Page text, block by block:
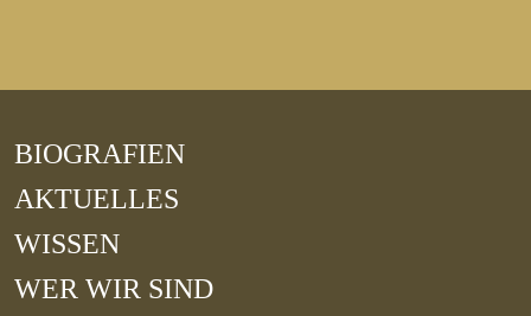
BIOGRAFIEN
AKTUELLES
WISSEN
WER WIR SIND